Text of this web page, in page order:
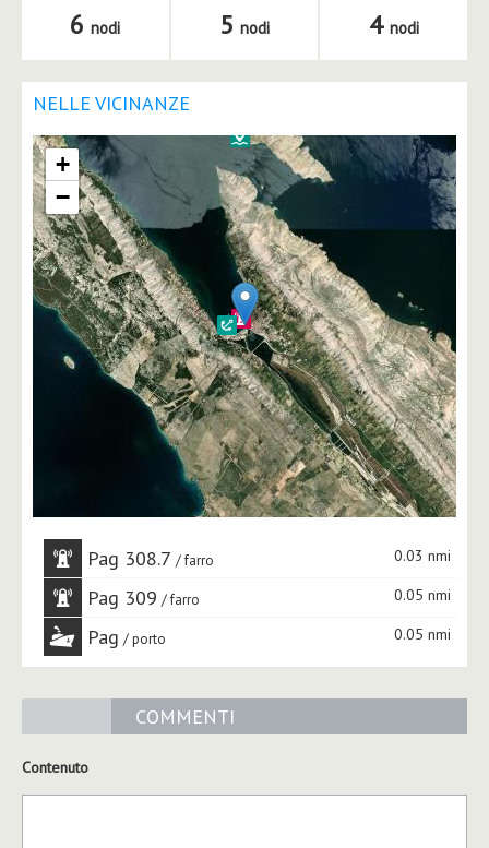
6 nodi
5 nodi
4 nodi
NELLE VICINANZE
+
−
Pag 308.7 farro 0.03 nmi
Pag 309 farro 0.05 nmi
Pag porto 0.05 nmi
COMMENTI
Contenuto